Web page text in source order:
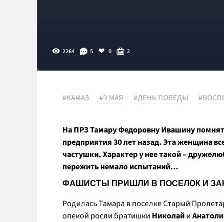
2264 5 0 2
#КАМАЗ #9 МАЯ #ДЕНЬ ПОБЕДЫ
На ПРЗ Тамару Федоровну Ивашину
предприятия 30 лет назад. Эта женщина
частушки. Характер у нее такой –
пережить немало испытаний…
ФАШИСТЫ ПРИШЛИ В ПОСЕЛОК И
Родилась Тамара в поселке Старый
опекой росли братишки Николайи